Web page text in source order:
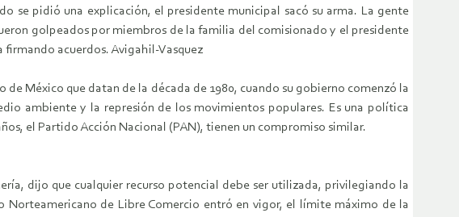
se pidió una explicación, el presidente municipal sacó su arma. La gente
golpeados por miembros de la familia del comisionado y el presidente
firmando acuerdos. Avigahil-Vasquez
México que datan de la década de 1980, cuando su gobierno comenzó la
ambiente y la represión de los movimientos populares. Es una política
el Partido Acción Nacional (PAN), tienen un compromiso similar.
dijo que cualquier recurso potencial debe ser utilizada, privilegiando la
Norteamericano de Libre Comercio entró en vigor, el límite máximo de la